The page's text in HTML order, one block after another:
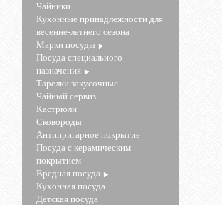
Чайники
Кухонные принадлежности для
весенне-летнего сезона
Марки посуды
Посуда специального
назначения
Тарелки закусочные
Чайный сервиз
Кастрюли
Сковороды
Антипригарное покрытие
Посуда с керамическим
покрытием
Вредная посуда
Кухонная посуда
Детская посуда